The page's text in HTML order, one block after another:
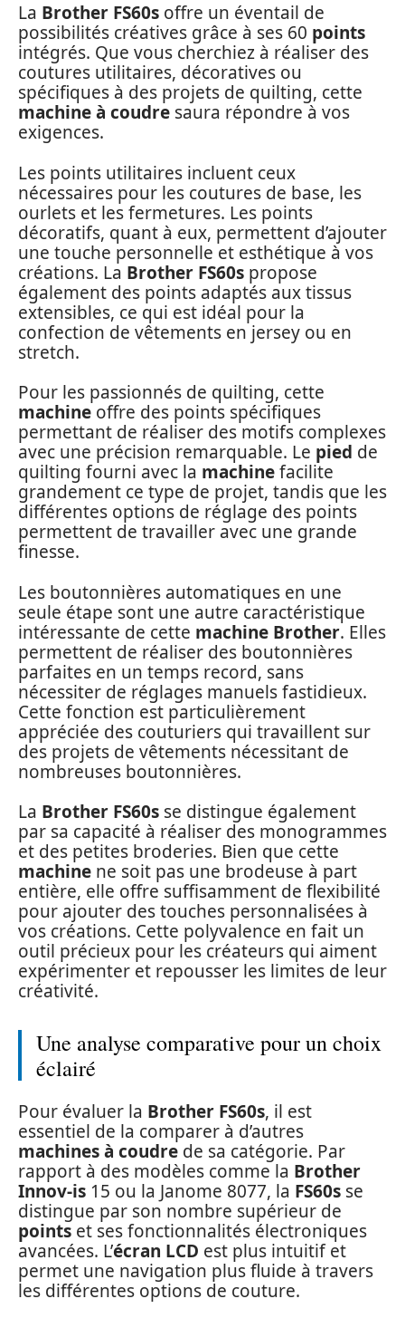
La Brother FS60s offre un éventail de
possibilités créatives grâce à ses 60 points
intégrés. Que vous cherchiez à réaliser des
coutures utilitaires, décoratives ou
spécifiques à des projets de quilting, cette
machine à coudre saura répondre à vos
exigences.
Les points utilitaires incluent ceux
nécessaires pour les coutures de base, les
ourlets et les fermetures. Les points
décoratifs, quant à eux, permettent d’ajouter
une touche personnelle et esthétique à vos
créations. La Brother FS60s propose
également des points adaptés aux tissus
extensibles, ce qui est idéal pour la
confection de vêtements en jersey ou en
stretch.
Pour les passionnés de quilting, cette
machine offre des points spécifiques
permettant de réaliser des motifs complexes
avec une précision remarquable. Le pied de
quilting fourni avec la machinefacilite
grandement ce type de projet, tandis que les
différentes options de réglage des points
permettent de travailler avec une grande
finesse.
Les boutonnières automatiques en une
seule étape sont une autre caractéristique
intéressante de cette machine Brother. Elles
permettent de réaliser des boutonnières
parfaites en un temps record, sans
nécessiter de réglages manuels fastidieux.
Cette fonction est particulièrement
appréciée des couturiers qui travaillent sur
des projets de vêtements nécessitant de
nombreuses boutonnières.
La Brother FS60s se distingue également
par sa capacité à réaliser des monogrammes
et des petites broderies. Bien que cette
machine ne soit pas une brodeuse à part
entière, elle offre suffisamment de flexibilité
pour ajouter des touches personnalisées à
vos créations. Cette polyvalence en fait un
outil précieux pour les créateurs qui aiment
expérimenter et repousser les limites de leur
créativité.
Une analyse comparative pour un choix
éclairé
Pour évaluer la Brother FS60s, il est
essentiel de la comparer à d’autres
machines à coudre de sa catégorie. Par
rapport à des modèles comme la Brother
Innov-is 15 ou la Janome 8077, la FS60s se
distingue par son nombre supérieur de
points et ses fonctionnalités électroniques
avancées. L’écran LCD est plus intuitif et
permet une navigation plus fluide à travers
les différentes options de couture.